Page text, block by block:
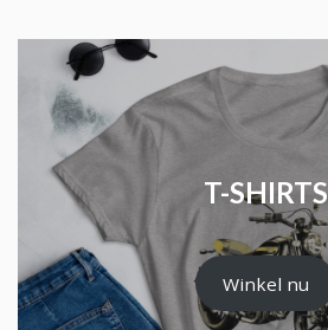
T-SHIRTS
Winkel nu